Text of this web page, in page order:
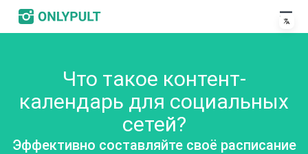
Что такое контент-
календарь для социальных
сетей?
Эффективно составляйте своё расписание